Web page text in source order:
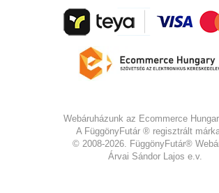
Webáruházunk az Ecommerce
A FüggönyFutár ® regisztrált
© 2008-2026. FüggönyFutár®
Árvai Sándor Lajos e.v.